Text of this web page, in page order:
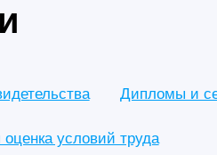
Дипломы и
условий труда